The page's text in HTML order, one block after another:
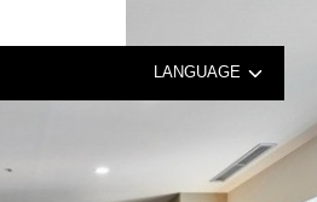
LANGUAGE